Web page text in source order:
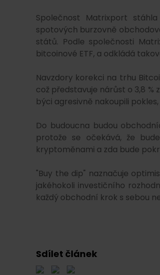
Společnost Matrixport
spotových burzovně
států. Podle společnosti
bitcoinové ETF, a odkládá
Navzdory korekci na trhu
což představuje nárůst o 3,8 %
býci agresivně nakoupili
Do budoucna budou
protože se očekává, že
kryptoměnami a zda bude
"Buy the dip" naznačuje
jakéhokoli investičního
každý obchodní krok s sebou
Sdílet článek